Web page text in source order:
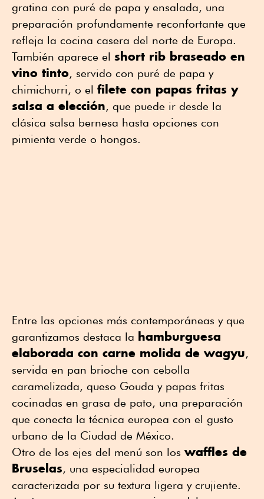
gratina con puré de papa y ensalada, una
preparación profundamente reconfortante que
refleja la cocina casera del norte de Europa.
También aparece el short rib braseado en
vino tinto, servido con puré de papa y
chimichurri, o el filete con papas fritas y
salsa a elección, que puede ir desde la
clásica salsa bernesa hasta opciones con
pimienta verde o hongos.
Entre las opciones más contemporáneas y que
garantizamos destaca la hamburguesa
elaborada con carne molida de wagyu,
servida en pan brioche con cebolla
caramelizada, queso Gouda y papas fritas
cocinadas en grasa de pato, una preparación
que conecta la técnica europea con el gusto
urbano de la Ciudad de México.
Otro de los ejes del menú son los waffles de
Bruselas, una especialidad europea
caracterizada por su textura ligera y crujiente.